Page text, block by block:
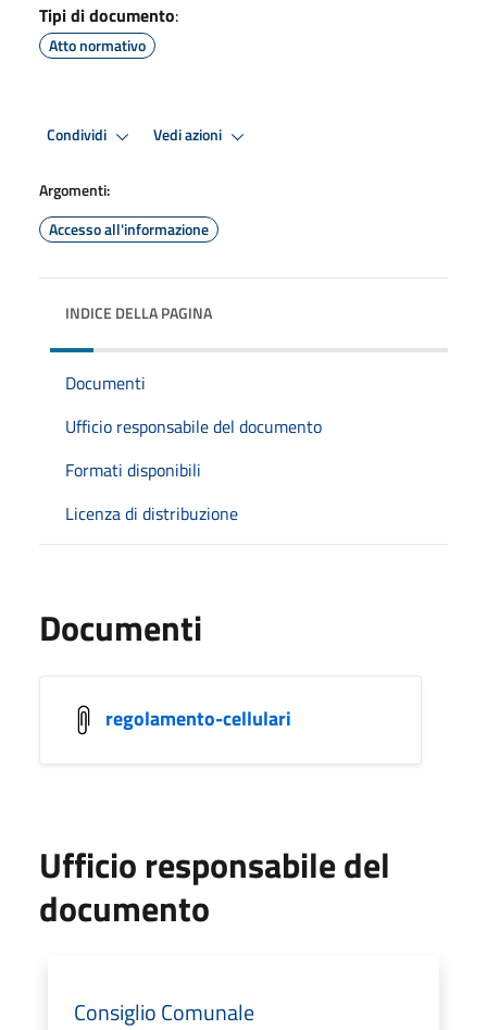
Tipi di documento:
Atto normativo
Condividi Vedi azioni
Argomenti:
Accesso all'informazione
INDICE DELLA PAGINA
Documenti
Ufficio responsabile del documento
Formati disponibili
Licenza di distribuzione
Documenti
regolamento-cellulari
Ufficio responsabile del
documento
Consiglio Comunale